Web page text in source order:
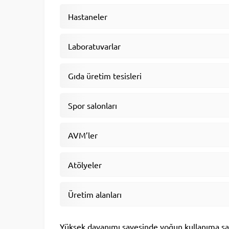
Hastaneler
Laboratuvarlar
Gıda üretim tesisleri
Spor salonları
AVM’ler
Atölyeler
Üretim alanları
Yüksek dayanımı sayesinde yoğun